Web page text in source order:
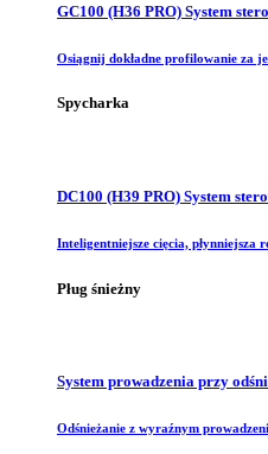
GC100 (H36 PRO) System
Osiągnij dokładne profilowanie za
Spycharka
DC100 (H39 PRO) System
Inteligentniejsze cięcia, płynniejsza
Pług śnieżny
System prowadzenia przy
Odśnieżanie z wyraźnym